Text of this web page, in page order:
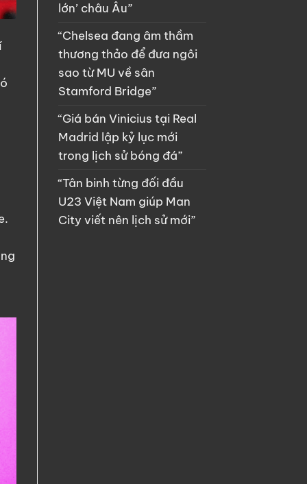
lớn’ châu Âu”
“Chelsea đang âm thầm
thương thảo để đưa ngôi
sao từ MU về sân
Stamford Bridge”
“Giá bán Vinicius tại Real
Madrid lập kỷ lục mới
trong lịch sử bóng đá”
“Tân binh từng đối đầu
U23 Việt Nam giúp Man
City viết nên lịch sử mới”